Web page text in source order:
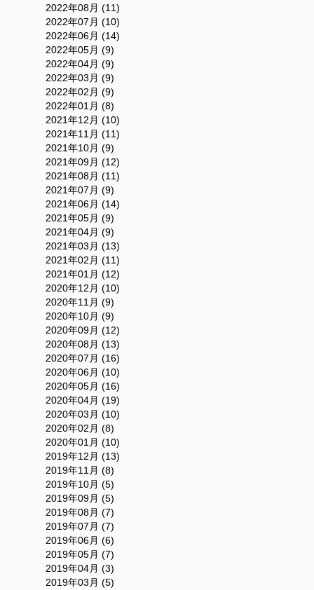
2022年08月 (11)
2022年07月 (10)
2022年06月 (14)
2022年05月 (9)
2022年04月 (9)
2022年03月 (9)
2022年02月 (9)
2022年01月 (8)
2021年12月 (10)
2021年11月 (11)
2021年10月 (9)
2021年09月 (12)
2021年08月 (11)
2021年07月 (9)
2021年06月 (14)
2021年05月 (9)
2021年04月 (9)
2021年03月 (13)
2021年02月 (11)
2021年01月 (12)
2020年12月 (10)
2020年11月 (9)
2020年10月 (9)
2020年09月 (12)
2020年08月 (13)
2020年07月 (16)
2020年06月 (10)
2020年05月 (16)
2020年04月 (19)
2020年03月 (10)
2020年02月 (8)
2020年01月 (10)
2019年12月 (13)
2019年11月 (8)
2019年10月 (5)
2019年09月 (5)
2019年08月 (7)
2019年07月 (7)
2019年06月 (6)
2019年05月 (7)
2019年04月 (3)
2019年03月 (5)